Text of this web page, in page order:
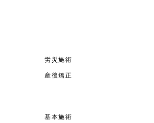
労災施術
産後矯正
基本施術